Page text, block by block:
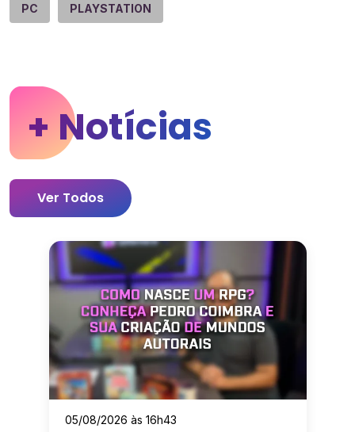
PC PLAYSTATION
+ Notícias
Ver Todos
05/08/2026 às 16h43